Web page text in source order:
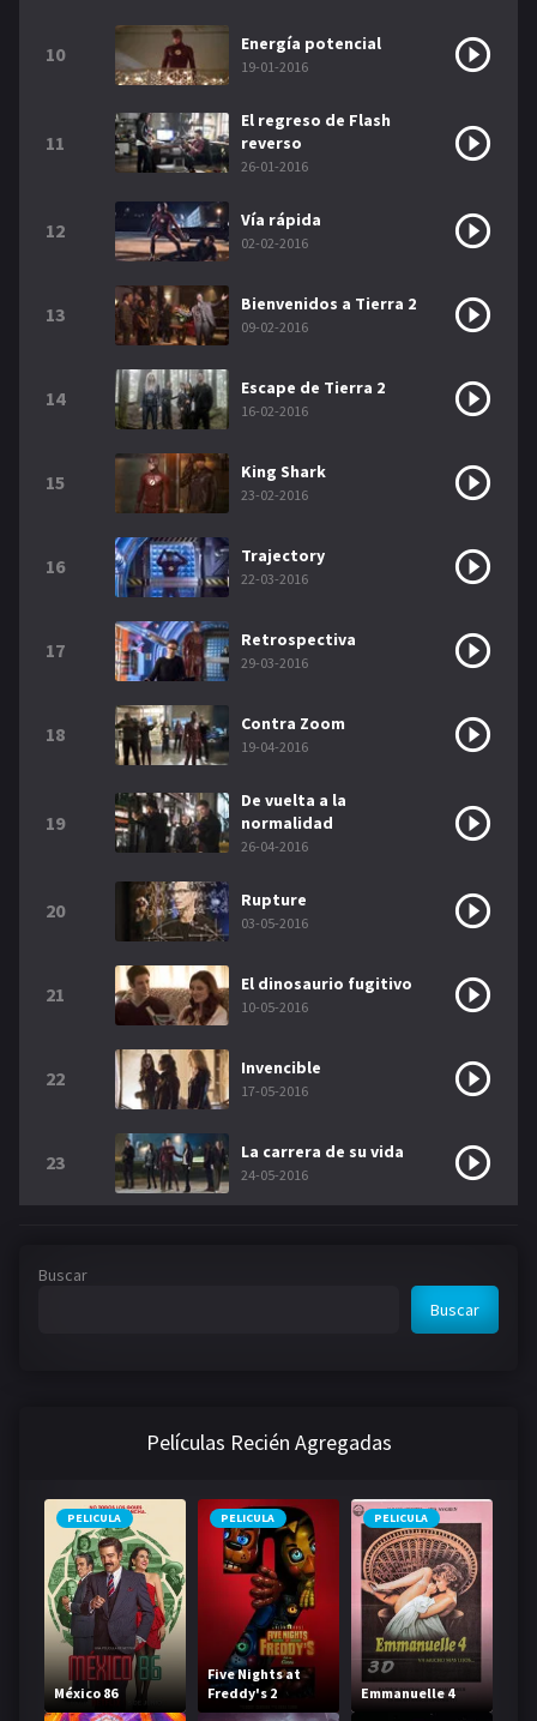
10 Energía potencial
19-01-2016
11
El regreso de Flash
reverso
26-01-2016
12 Vía rápida
02-02-2016
13 Bienvenidos a Tierra 2
09-02-2016
14 Escape de Tierra 2
16-02-2016
15 King Shark
23-02-2016
16 Trajectory
22-03-2016
17 Retrospectiva
29-03-2016
18 Contra Zoom
19-04-2016
19
De vuelta a la
normalidad
26-04-2016
20 Rupture
03-05-2016
21 El dinosaurio fugitivo
10-05-2016
22 Invencible
17-05-2016
23 La carrera de su vida
24-05-2016
Buscar
Buscar
Películas Recién Agregadas
PELICULA
México 86
PELICULA
Five Nights at
Freddy's 2
PELICULA
Emmanuelle 4